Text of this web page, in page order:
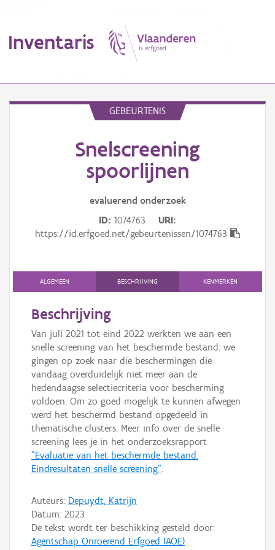
Inventaris
Persoon of collectief
Downloads
Hergebruik
Aanmelden
GEBEURTENIS
Snelscreening
spoorlijnen
evaluerend onderzoek
ID 1074763
URI
https://id.erfgoed.net/gebeurtenissen/1074763
ALGEMEEN BESCHRIJVING KENMERKEN
Beschrijving
Van juli 2021 tot eind 2022 werkten we aan een
snelle screening van het beschermde bestand: we
gingen op zoek naar die beschermingen die
vandaag overduidelijk niet meer aan de
hedendaagse selectiecriteria voor bescherming
voldoen. Om zo goed mogelijk te kunnen afwegen
werd het beschermd bestand opgedeeld in
thematische clusters. Meer info over de snelle
screening lees je in het onderzoeksrapport
"Evaluatie van het beschermde bestand.
Eindresultaten snelle screening".
Auteurs: Depuydt, Katrijn
Datum: 2023
De tekst wordt ter beschikking gesteld door:
Agentschap Onroerend Erfgoed (AOE)